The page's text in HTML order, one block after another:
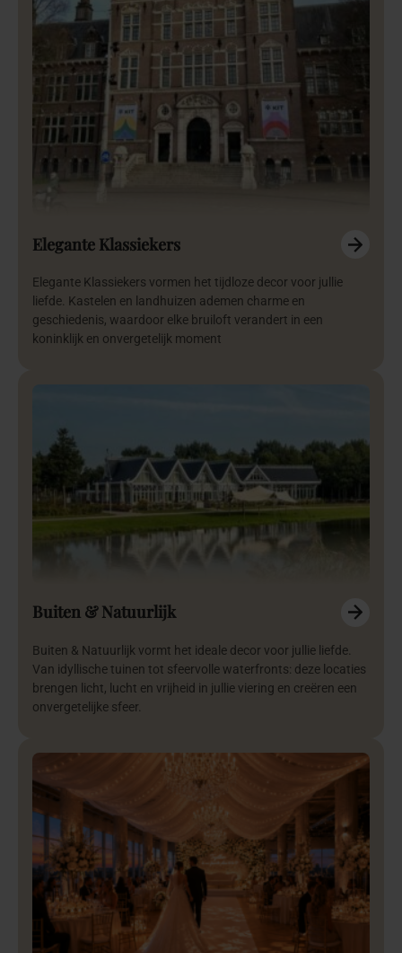
Elegante Klassiekers
Elegante Klassiekers vormen het tijdloze decor voor jullie
liefde. Kastelen en landhuizen ademen charme en
geschiedenis, waardoor elke bruiloft verandert in een
koninklijk en onvergetelijk moment
Buiten & Natuurlijk
Buiten & Natuurlijk vormt het ideale decor voor jullie liefde.
Van idyllische tuinen tot sfeervolle waterfronts: deze locaties
brengen licht, lucht en vrijheid in jullie viering en creëren een
onvergetelijke sfeer.